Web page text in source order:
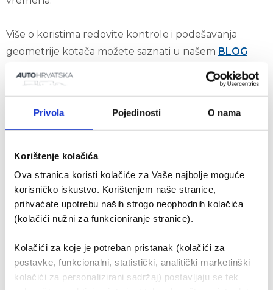
Privola Pojedinosti O nama
Korištenje kolačića
Ova stranica koristi kolačiće za Vaše najbolje moguće
korisničko iskustvo. Korištenjem naše stranice,
prihvaćate upotrebu naših strogo neophodnih kolačića
(kolačići nužni za funkcioniranje stranice).
Kolačići za koje je potreban pristanak (kolačići za
postavke, funkcionalni, statistički, analitički marketinški
kolačići za personalizirani sadržaj) postavljaju se tek
Više o koristima redovite kontrole i podešavanja
geometrije kotača možete saznati u našem BLOG
iskoristite sve prednosti preciznog podešavanja
podršku našeg servisnog tima.
Naselje Lovrin, Rogovići 82 d, 52000 Pazin
SUBOTA 8:00-13:00 sati